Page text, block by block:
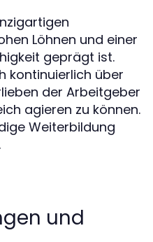
Löhnen und einer
geprägt ist.
kontinuierlich über
der Arbeitgeber
agieren zu können.
Weiterbildung
und